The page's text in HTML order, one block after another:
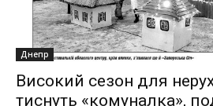
Днепр
Високий сезон для
тиснуть «комуналка»,